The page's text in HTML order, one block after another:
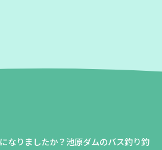
なりましたか？池原ダムのバス釣り釣